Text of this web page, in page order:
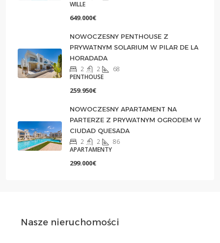
WILLE
649.000€
NOWOCZESNY PENTHOUSE Z
PRYWATNYM SOLARIUM W PILAR DE LA
HORADADA
2 2
68
PENTHOUSE
259.950€
NOWOCZESNY APARTAMENT NA
PARTERZE Z PRYWATNYM OGRODEM W
CIUDAD QUESADA
2 2
86
APARTAMENTY
299.000€
Nasze nieruchomości